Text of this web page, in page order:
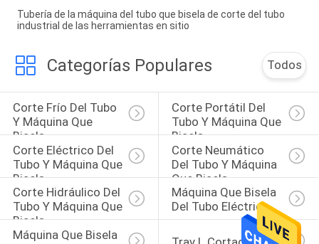
Tubería de la máquina del tubo que bisela de corte del tubo
industrial de las herramientas en sitio
Categorías Populares Todos
Corte Frío Del Tubo
Y Máquina Que
Bisela
Corte Portátil Del
Tubo Y Máquina Que
Bisela
Corte Eléctrico Del
Tubo Y Máquina Que
Bisela
Corte Neumático
Del Tubo Y Máquina
Que Bisela
Corte Hidráulico Del
Tubo Y Máquina Que
Bisela
Máquina Que Bisela
Del Tubo Eléctrico
Máquina Que Bisela